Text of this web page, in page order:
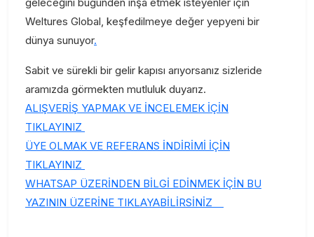
Weltures Global, keşfedilmeye değer yepyeni bir
dünya sunuyor.
Sabit ve sürekli bir gelir kapısı arıyorsanız sizleride
aramızda görmekten mutluluk duyarız.
ALIŞVERİŞ YAPMAK VE İNCELEMEK İÇİN
TIKLAYINIZ
ÜYE OLMAK VE REFERANS İNDİRİMİ İÇİN
TIKLAYINIZ
WHATSAP ÜZERİNDEN BİLGİ EDİNMEK İÇİN BU
YAZININ ÜZERİNE TIKLAYABİLİRSİNİZ